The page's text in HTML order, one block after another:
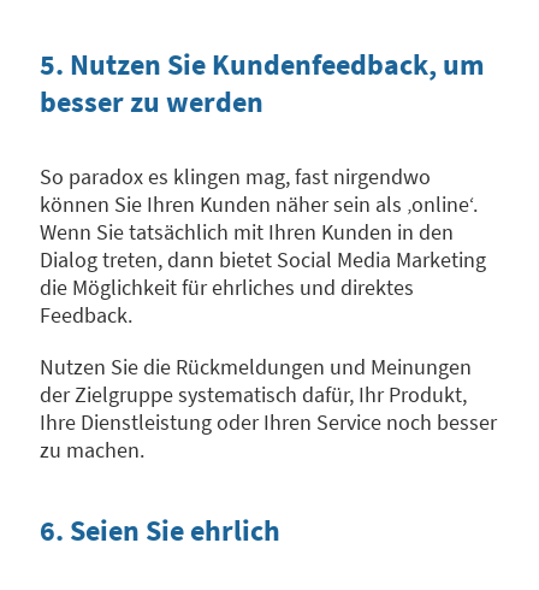
5. Nutzen Sie Kundenfeedback, um
besser zu werden
So paradox es klingen mag, fast nirgendwo
können Sie Ihren Kunden näher sein als ‚online‘.
Wenn Sie tatsächlich mit Ihren Kunden in den
Dialog treten, dann bietet Social Media Marketing
die Möglichkeit für ehrliches und direktes
Feedback.
Nutzen Sie die Rückmeldungen und Meinungen
der Zielgruppe systematisch dafür, Ihr Produkt,
Ihre Dienstleistung oder Ihren Service noch besser
zu machen.
6. Seien Sie ehrlich